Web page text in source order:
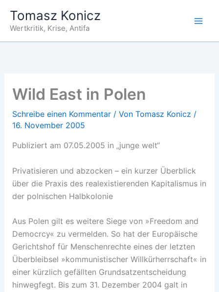
Inhalt
springen
Tomasz Konicz
Wertkritik, Krise, Antifa
Wild East in Polen
Schreibe einen Kommentar / Von Tomasz Konicz /
16. November 2005
Publiziert am 07.05.2005 in „junge welt“
Privatisieren und abzocken – ein kurzer Überblick
über die Praxis des realexistierenden Kapitalismus in
der polnischen Halbkolonie
Aus Polen gilt es weitere Siege von »Freedom and
Democrcy« zu vermelden. So hat der Europäische
Gerichtshof für Menschenrechte eines der letzten
Überbleibsel »kommunistischer Willkürherrschaft« in
einer kürzlich gefällten Grundsatzentscheidung
hinwegfegt. Bis zum 31. Dezember 2004 galt in